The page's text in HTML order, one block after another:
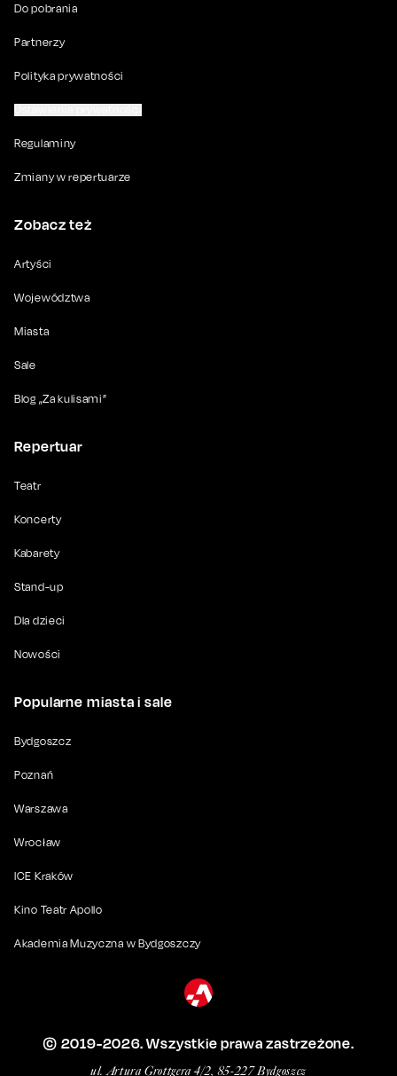
Do pobrania
Partnerzy
Polityka prywatności
Regulaminy
Zmiany w repertuarze
Zobacz też
Artyści
Województwa
Miasta
Sale
Blog „Za kulisami”
Repertuar
Teatr
Koncerty
Kabarety
Stand-up
Dla dzieci
Nowości
Popularne miasta i sale
Bydgoszcz
Poznań
Warszawa
Wrocław
ICE Kraków
Kino Teatr Apollo
Akademia Muzyczna w Bydgoszczy
© 2019-2026. Wszystkie prawa zastrzeżone.
ul. Artura Grottgera 4/2, 85-227 Bydgoszcz